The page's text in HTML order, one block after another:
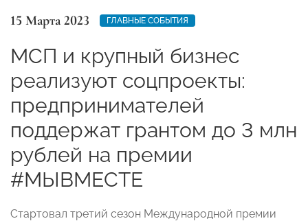
15 Марта 2023 ГЛАВНЫЕ СОБЫТИЯ
МСП и крупный бизнес
реализуют соцпроекты:
предпринимателей
поддержат грантом до 3 млн
рублей на премии
#МЫВМЕСТЕ
Стартовал третий сезон Международной премии